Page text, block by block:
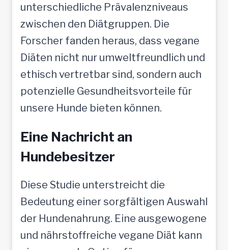
unterschiedliche Prävalenzniveaus
zwischen den Diätgruppen. Die
Forscher fanden heraus, dass vegane
Diäten nicht nur umweltfreundlich und
ethisch vertretbar sind, sondern auch
potenzielle Gesundheitsvorteile für
unsere Hunde bieten können.
Eine Nachricht an
Hundebesitzer
Diese Studie unterstreicht die
Bedeutung einer sorgfältigen Auswahl
der Hundenahrung. Eine ausgewogene
und nährstoffreiche vegane Diät kann